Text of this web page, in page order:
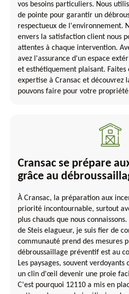
vos besoins particuliers. Nous
de pointe pour garantir un
respectueux de l'environnement.
envers la satisfaction client nous
attentes à chaque intervention.
avez l'assurance d'un espace
et esthétiquement plaisant. Faites
expertise à Cransac et découvrez
pouvons faire pour votre
Cransac se prépare
grâce au
À Cransac, la préparation aux
priorité incontournable, surtout
plus chauds que nous
de Steis elagueur, je suis fier de
communauté prend des mesures
débroussaillage préventif est au
Les paysages, souvent verdoyants
un clin d'œil devenir une proie
C'est pourquoi 12110 a mis en